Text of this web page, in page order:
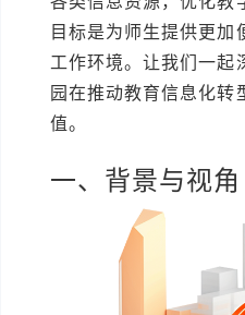
目标是为师生提供更加
工作环境。让我们一起
园在推动教育信息化转
值。
一、背景与视角